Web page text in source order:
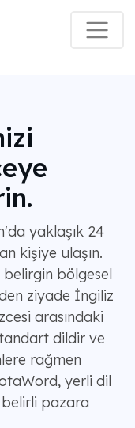
yaklaşık 24
kişiye ulaşın.
belirgin bölgesel
ziyade İngiliz
arasındaki
dildir ve
rağmen
yerli dil
belirli pazara